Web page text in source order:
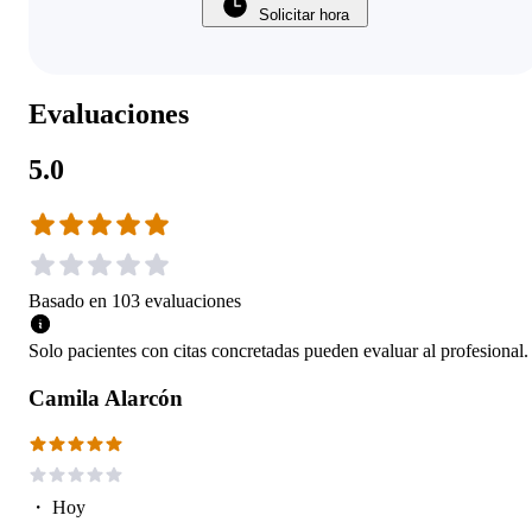
Solicitar hora
Evaluaciones
5.0
Basado en 103 evaluaciones
Solo pacientes con citas concretadas pueden evaluar al profesional.
Camila Alarcón
・ Hoy